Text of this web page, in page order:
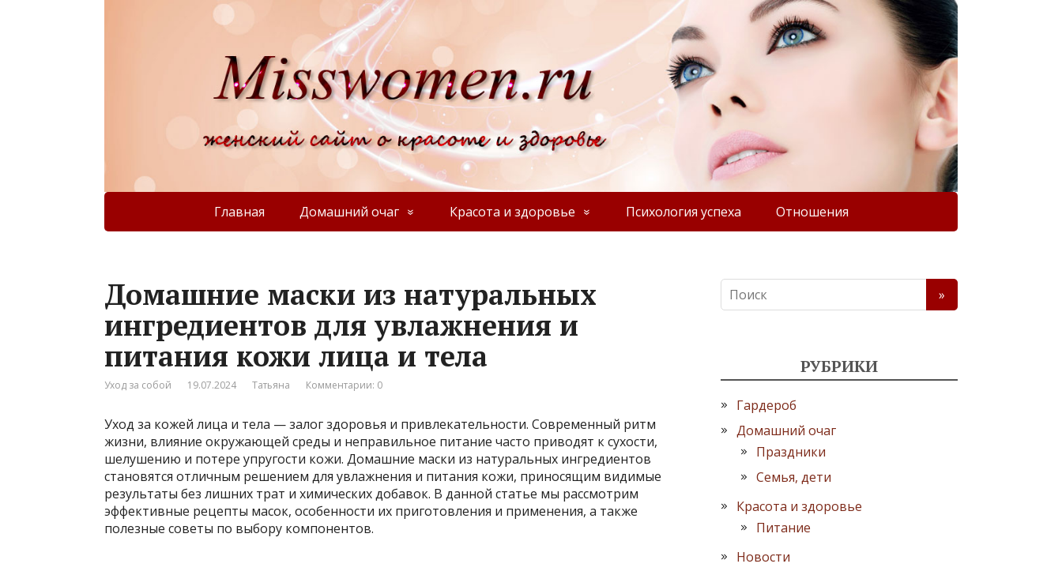
Главная Домашний очаг Красота и здоровье Психология успеха Отношения
Домашние маски из натуральных
ингредиентов для увлажнения и
питания кожи лица и тела
Уход за собой 19.07.2024 Татьяна Комментарии: 0
Уход за кожей лица и тела — залог здоровья и привлекательности. Современный ритм
жизни, влияние окружающей среды и неправильное питание часто приводят к сухости,
шелушению и потере упругости кожи. Домашние маски из натуральных ингредиентов
становятся отличным решением для увлажнения и питания кожи, приносящим видимые
результаты без лишних трат и химических добавок. В данной статье мы рассмотрим
эффективные рецепты масок, особенности их приготовления и применения, а также
полезные советы по выбору компонентов.
РУБРИКИ
Гардероб
Домашний очаг
Праздники
Семья, дети
Красота и здоровье
Питание
Новости